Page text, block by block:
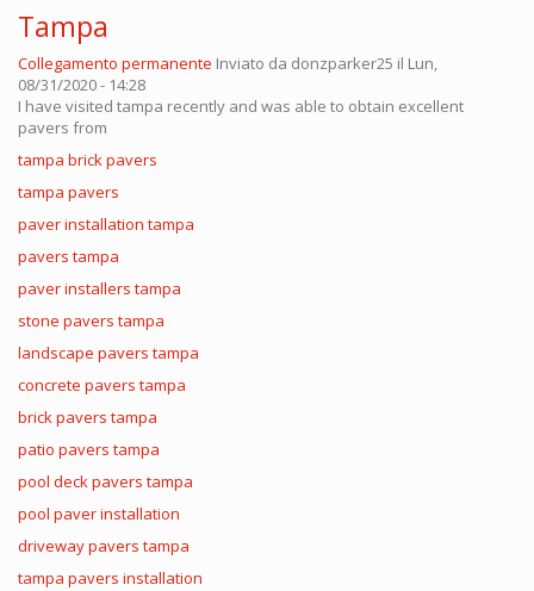
Tampa
Collegamento permanente Inviato da donzparker25 il Lun,
08/31/2020 - 14:28
I have visited tampa recently and was able to obtain excellent
pavers from
tampa brick pavers
tampa pavers
paver installation tampa
pavers tampa
paver installers tampa
stone pavers tampa
landscape pavers tampa
concrete pavers tampa
brick pavers tampa
patio pavers tampa
pool deck pavers tampa
pool paver installation
driveway pavers tampa
tampa pavers installation